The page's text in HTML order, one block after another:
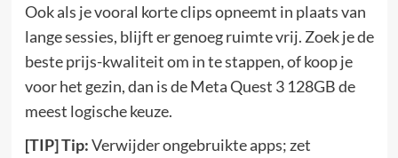
Ook als je vooral korte clips opneemt in plaats van
lange sessies, blijft er genoeg ruimte vrij. Zoek je de
beste prijs-kwaliteit om in te stappen, of koop je
voor het gezin, dan is de Meta Quest 3 128GB de
meest logische keuze.
[TIP] Tip:Verwijder ongebruikte apps; zet